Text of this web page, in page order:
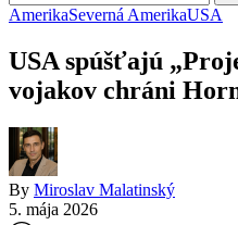
AmerikaSeverná AmerikaUSA
USA spúšťajú
vojakov chráni
By Miroslav Malatinský
5. mája 2026